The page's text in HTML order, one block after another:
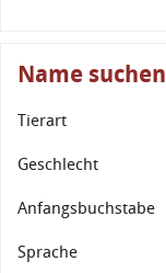
Name suchen
Tierart
Geschlecht
Anfangsbuchstabe
Sprache